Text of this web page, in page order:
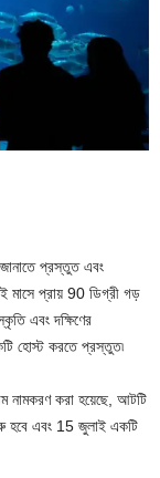
প্রস্তুত এবং
মাসে প্রায় 90 ডিগ্রী গড়
এবং দক্ষিণের
হোস্ট করতে প্রস্তুত৷
নামকরণ করা হয়েছে, আটটি
হবে এবং 15 জুলাই একটি